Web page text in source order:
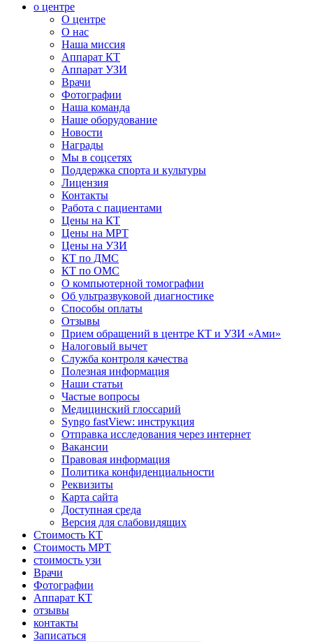
о центре
О центре
О нас
Наша миссия
Аппарат КТ
Аппарат УЗИ
Врачи
Фотографии
Наша команда
Наше оборудование
Новости
Награды
Мы в соцсетях
Поддержка спорта и культуры
Лицензия
Контакты
Работа с пациентами
Цены на КТ
Цены на МРТ
Цены на УЗИ
КТ по ДМС
КТ по ОМС
О компьютерной томографии
Об ультразвуковой диагностике
Способы оплаты
Отзывы
Прием обращений в центре КТ и УЗИ «Ами»
Налоговый вычет
Служба контроля качества
Полезная информация
Наши статьи
Частые вопросы
Медицинский глоссарий
Syngo fastView: инструкция
Отправка исследования через интернет
Вакансии
Правовая информация
Политика конфиденциальности
Реквизиты
Карта сайта
Доступная среда
Версия для слабовидящих
Стоимость КТ
Стоимость МРТ
стоимость узи
Врачи
Фотографии
Аппарат КТ
отзывы
контакты
Записаться